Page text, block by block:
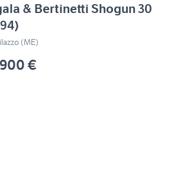
& Bertinetti Shogun 30
(ME)
€